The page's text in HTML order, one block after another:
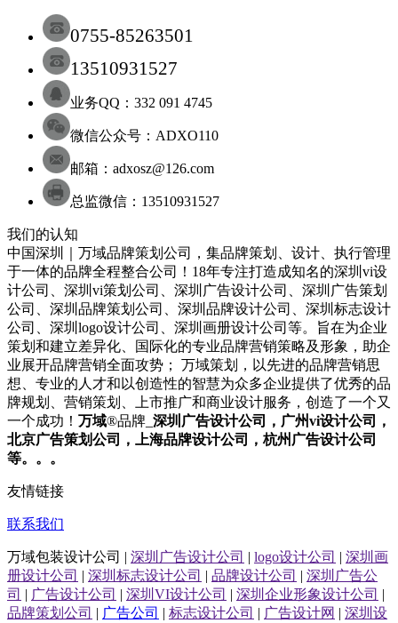
0755-85263501
13510931527
业务QQ：332 091 4745
微信公众号：ADXO110
邮箱：adxosz@126.com
总监微信：13510931527
我们的认知
中国深圳｜万域品牌策划公司，集品牌策划、设计、执行管理
于一体的品牌全程整合公司！18年专注打造成知名的深圳 vi设
计公司 深圳 vi策划 公司 深圳 广告设计公司 深圳 广告策划
公司
深圳 品牌策划 公司 深圳 品牌设计公司 深圳 标志设计
公司
深圳 logo设计公司 深圳 画册设计公司 等。旨在为企业
策划和建立差异化、国际化的专业品牌营销策略及形象，助企
业展开品牌营销全面攻势； 万域策划，以先进的品牌营销思
想、专业的人才和以创造性的智慧为众多企业提供了优秀的品
牌规划、营销策划、上市推广和商业设计服务， 创造了一个又
一个成功！ 万域®品牌_ 深圳 广告设计公司 ，广州vi设计公司
，
北京广告策划公司 ，上海品牌设计公司 ，杭州 广告设计公司
等。。。
友情链接
联系我们
万域包装设计公司 | 深圳广告设计公司 | logo设计公司 | 深圳画
册设计公司 | 深圳标志设计公司 | 品牌设计公司 | 深圳广告公
司 | 广告设计公司 | 深圳VI设计公司 | 深圳企业形象设计公司 |
品牌策划公司 | 广告公司 | 标志设计公司 | 广告设计网 | 深圳设